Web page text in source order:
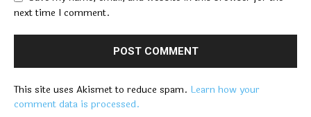
next time I comment.
This site uses Akismet to reduce spam. Learn how your
comment data is processed.